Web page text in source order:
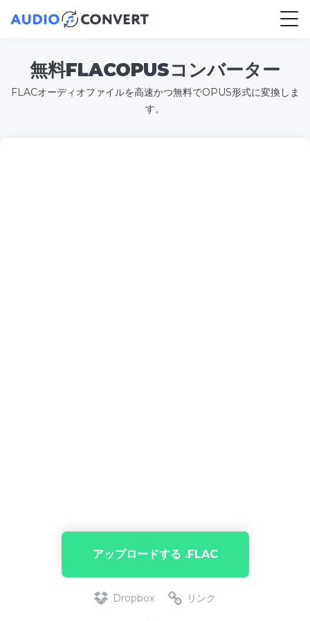
無料FLACOPUSコンバーター
FLACオーディオファイルを高速かつ無料でOPUS形式に変換しま
す。
アップロードする .FLAC
Dropbox リンク